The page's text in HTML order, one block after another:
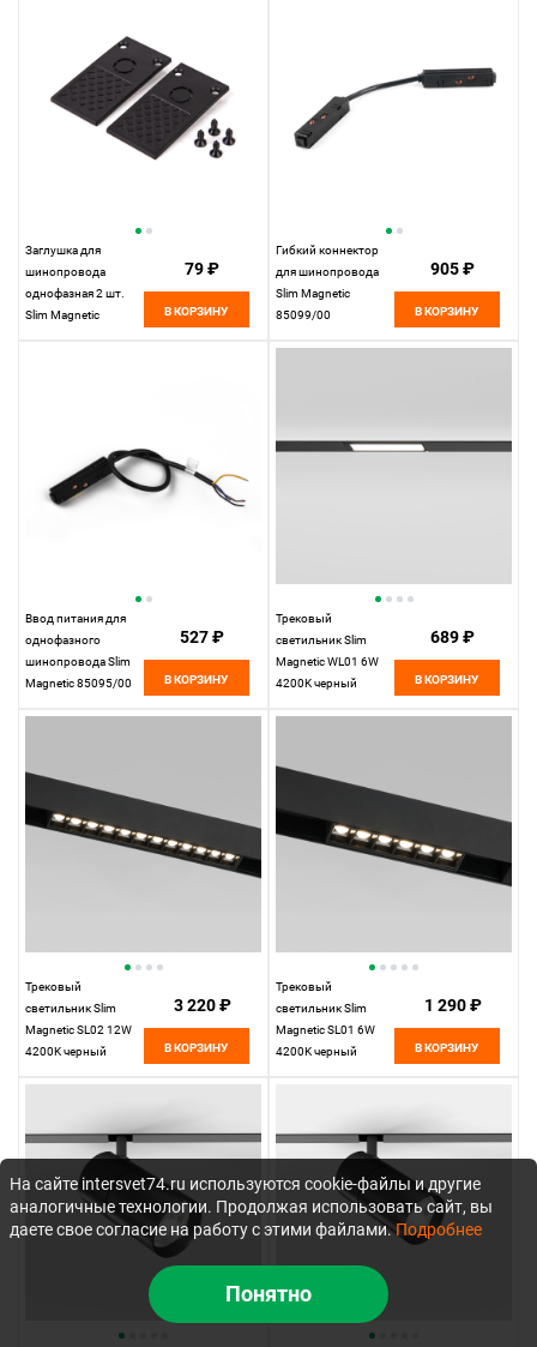
Заглушка для
шинопровода
однофазная 2 шт.
Slim Magnetic
79 ₽
В КОРЗИНУ
Гибкий коннектор
для шинопровода
Slim Magnetic
85099/00
905 ₽
В КОРЗИНУ
Ввод питания для
однофазного
шинопровода Slim
Magnetic 85095/00
527 ₽
В КОРЗИНУ
Трековый
светильник Slim
Magnetic WL01 6W
4200K черный
689 ₽
В КОРЗИНУ
Трековый
светильник Slim
Magnetic SL02 12W
4200K черный
3 220 ₽
В КОРЗИНУ
Трековый
светильник Slim
Magnetic SL01 6W
4200K черный
1 290 ₽
В КОРЗИНУ
На сайте intersvet74.ru используются cookie-файлы и другие
аналогичные технологии. Продолжая использовать сайт, вы
даете свое согласие на работу с этими файлами.Подробнее
Понятно